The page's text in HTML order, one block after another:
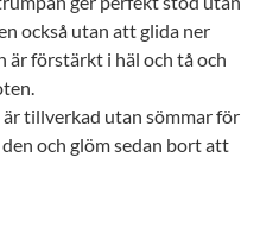
också utan att glida ner
är förstärkt i häl och tå och
tillverkad utan sömmar för
och glöm sedan bort att